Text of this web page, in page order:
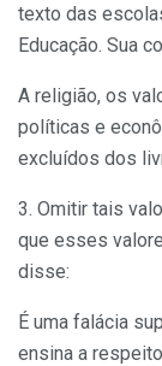
texto das
Educação. Sua
A religião, os
políticas e
excluídos dos
3. Omitir tais
que esses
disse:
É uma falácia
ensina a